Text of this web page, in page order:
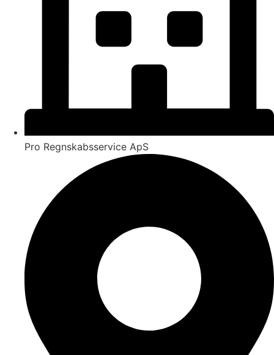
Pro Regnskabsservice ApS